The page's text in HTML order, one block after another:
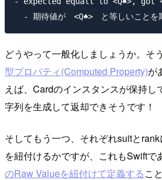
どうやって一般化しましょうか。そ
型プロパティ(Computed Property)が
えば、Cardのインスタンスが保持し
字列を生成して返却できそうです！
そしてもう一つ、それぞれsuitと
を紐付けるかですが、これもSwiftで
のRaw Valueを紐付けて定義するこ